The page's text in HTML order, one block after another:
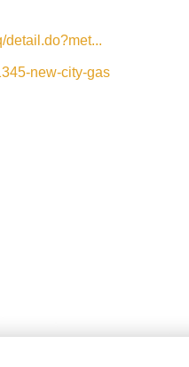
detail.do?met...
new-city-gas